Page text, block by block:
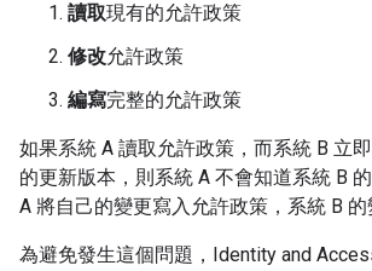
讀取現有的允許政策
修改允許政策
編寫完整的允許政策
如果系統 A 讀取允許政策，而系統 B 立
的更新版本，則系統 A 不會知道系統 B
A 將自己的變更寫入允許政策，系統 B 的
為避免發生這個問題，Identity and